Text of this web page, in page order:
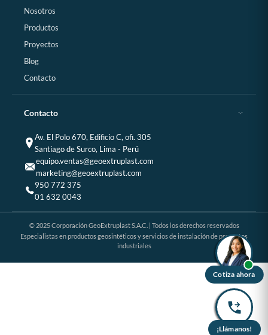
Nosotros
Productos
Proyectos
Blog
Contacto
Contacto
Av. El Polo 670, Edificio C, ofi. 305
Santiago de Surco, Lima - Perú
equipo.ventas@geoextruplast.com
marketing@geoextruplast.com
950 772 375
01 632 0043
© 2025 Corporación GeoExtruplast S.A.C. | Todos los derechos reservados
Especialistas en productos geosintéticos y servicios de instalación de proyectos
industriales
Cotiza ahora
¡Llámanos!